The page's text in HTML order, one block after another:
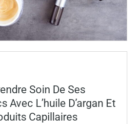
Soin De Ses
Avec L’huile D’argan Et
Capillaires